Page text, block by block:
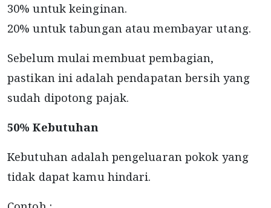
30% untuk keinginan.
20% untuk tabungan atau membayar utang.
Sebelum mulai membuat pembagian,
pastikan ini adalah pendapatan bersih yang
sudah dipotong pajak.
50% Kebutuhan
Kebutuhan adalah pengeluaran pokok yang
tidak dapat kamu hindari.